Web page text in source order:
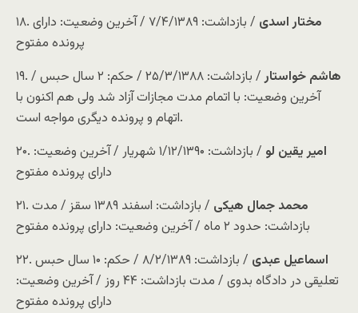
۱۸.
مختار اسدی
/ بازداشت: ۷/۴/۱۳۸۹ / آخرین وضعیت: دارای
پرونده مفتوح
۱۹.‌
هاشم خواستار
/ بازداشت: ۲۵/۳/۱۳۸۸ / حکم: ۲ سال حبس /
آخرین وضعیت: با اتمام مدت مجازات آزاد شد ولی هم اکنون با
اتهام و پرونده دیگری مواجه است.
۲۰.
امیر یقین لو
/ بازداشت: ۱/۱۲/۱۳۹۰ شهریار / آخرین وضعیت:
دارای پرونده مفتوح
۲۱.
محمد جمال هیکی
/ بازداشت: اسفند ۱۳۸۹ سقز / مدت
بازداشت: حدود ۲ ماه / آخرین وضعیت: دارای پرونده مفتوح
۲۲.
اسماعیل عبدی
/ بازداشت: ۸/۲/۱۳۸۹ / حکم: ۱۰ سال حبس
تعلیقی در دادگاه بدوی / مدت بازداشت: ۴۴ روز / آخرین وضعیت:
دارای پرونده مفتوح